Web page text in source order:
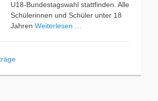
U18-Bundestagswahl stattfinden. Alle
Schülerinnen und Schüler unter 18
Jahren Weiterlesen …